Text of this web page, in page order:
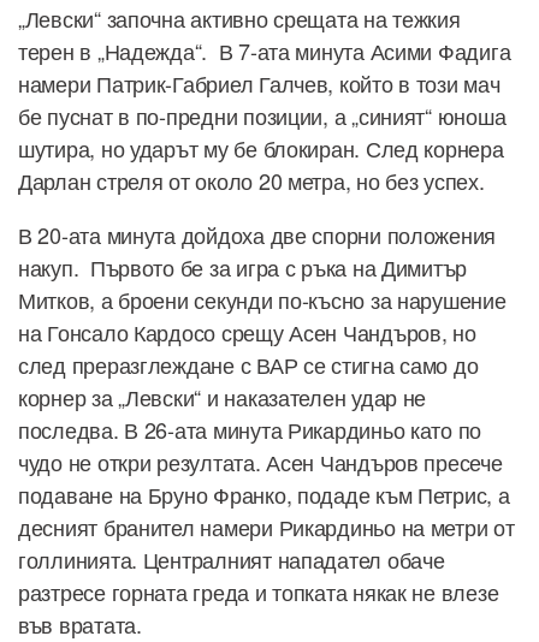
„Левски“ започна активно срещата на тежкия
терен в „Надежда“. В 7-ата минута Асими Фадига
намери Патрик-Габриел Галчев, който в този мач
бе пуснат в по-предни позиции, а „синият“ юноша
шутира, но ударът му бе блокиран. След корнера
Дарлан стреля от около 20 метра, но без успех.
В 20-ата минута дойдоха две спорни положения
накуп. Първото бе за игра с ръка на Димитър
Митков, а броени секунди по-късно за нарушение
на Гонсало Кардосо срещу Асен Чандъров, но
след преразглеждане с ВАР се стигна само до
корнер за „Левски“ и наказателен удар не
последва. В 26-ата минута Рикардиньо като по
чудо не откри резултата. Асен Чандъров пресече
подаване на Бруно Франко, подаде към Петрис, а
десният бранител намери Рикардиньо на метри от
голлинията. Централният нападател обаче
разтресе горната греда и топката някак не влезе
във вратата.